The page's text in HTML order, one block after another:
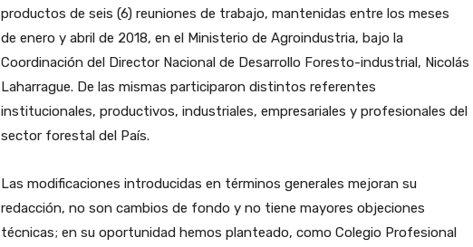
productos de seis (6) reuniones de trabajo, mantenidas entre los meses
de enero y abril de 2018, en el Ministerio de Agroindustria, bajo la
Coordinación del Director Nacional de Desarrollo Foresto-industrial, Nicolás
Laharrague. De las mismas participaron distintos referentes
institucionales, productivos, industriales, empresariales y profesionales del
sector forestal del País.
Las modificaciones introducidas en términos generales mejoran su
redacción, no son cambios de fondo y no tiene mayores objeciones
técnicas; en su oportunidad hemos planteado, como Colegio Profesional